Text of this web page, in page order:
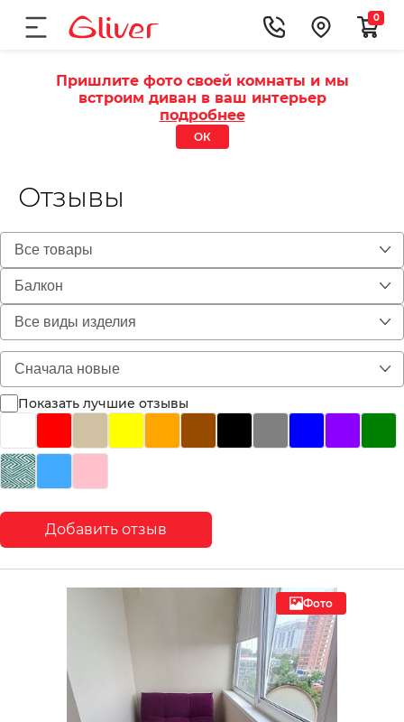
0
Пришлите фото своей комнаты и мы
встроим диван в ваш интерьер
подробнее
ОК
Отзывы
Показать лучшие отзывы
Добавить отзыв
Фото